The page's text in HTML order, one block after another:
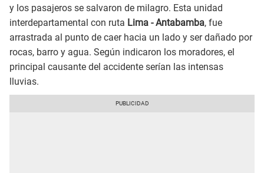
y los pasajeros se salvaron de milagro. Esta unidad
interdepartamental con ruta Lima - Antabamba, fue
arrastrada al punto de caer hacia un lado y ser dañado por
rocas, barro y agua. Según indicaron los moradores, el
principal causante del accidente serían las intensas
lluvias.